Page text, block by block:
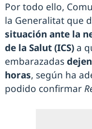
Por todo ello,
la Generalitat que
situación ante la
de la Salut (ICS) a
embarazadas
horas, según ha
podido confirmar